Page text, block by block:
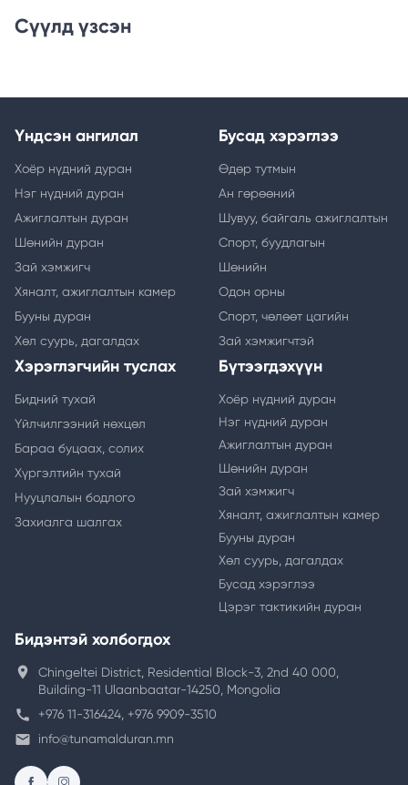
Сүүлд үзсэн
Үндсэн ангилал
Хоёр нүдний дуран
Нэг нүдний дуран
Ажиглалтын дуран
Шөнийн дуран
Зай хэмжигч
Хяналт, ажиглалтын камер
Бууны дуран
Хөл суурь, дагалдах
Бусад хэрэглээ
Өдөр тутмын
Ан гөрөөний
Шувуу, байгаль ажиглалтын
Спорт, буудлагын
Шөнийн
Одон орны
Спорт, чөлөөт цагийн
Зай хэмжигчтэй
Хэрэглэгчийн туслах
Бидний тухай
Үйлчилгээний нөхцөл
Бараа буцаах, солих
Хүргэлтийн тухай
Нууцлалын бодлого
Захиалга шалгах
Бүтээгдэхүүн
Хоёр нүдний дуран
Нэг нүдний дуран
Ажиглалтын дуран
Шөнийн дуран
Зай хэмжигч
Хяналт, ажиглалтын камер
Бууны дуран
Хөл суурь, дагалдах
Бусад хэрэглээ
Цэрэг тактикийн дуран
Бидэнтэй холбогдох
location_on
Chingeltei District, Residential Block-3, 2nd 40 000,
Building-11 Ulaanbaatar-14250, Mongolia
call +976 11-316424, +976 9909-3510
email info@tunamalduran.mn